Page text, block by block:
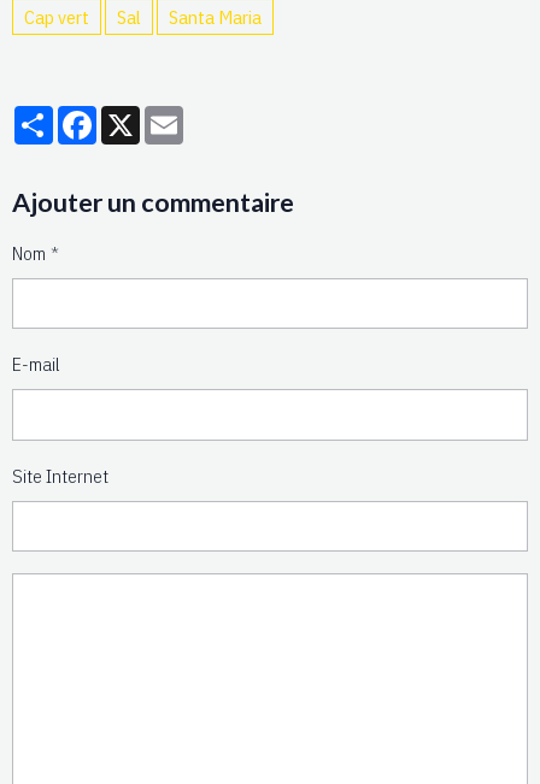
Cap vert Sal Santa Maria
PartagerFacebook
X
Ajouter un commentaire
Nom
E-mail
Site Internet